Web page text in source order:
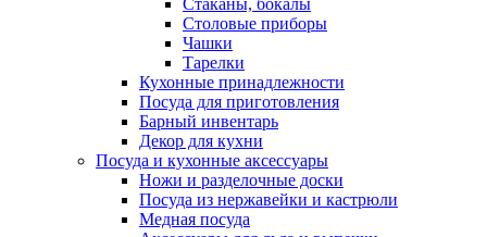
Стаканы, бокалы
Столовые приборы
Чашки
Тарелки
Кухонные принадлежности
Посуда для приготовления
Барный инвентарь
Декор для кухни
Посуда и кухонные аксессуары
Ножи и разделочные доски
Посуда из нержавейки и кастрюли
Медная посуда